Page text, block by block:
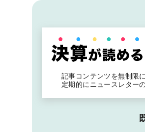
記事コンテンツを無制限
定期的にニュースレター